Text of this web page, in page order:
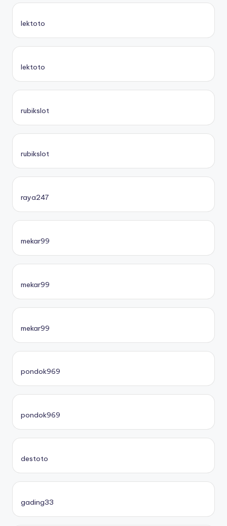
lektoto
lektoto
rubikslot
rubikslot
raya247
mekar99
mekar99
mekar99
pondok969
pondok969
destoto
gading33